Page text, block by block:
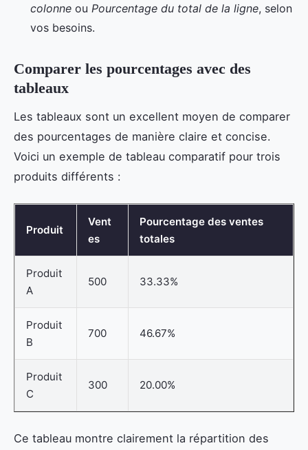
colonne ou Pourcentage du total de la ligne, selon
vos besoins.
Comparer les pourcentages avec des
tableaux
Les tableaux sont un excellent moyen de comparer
des pourcentages de manière claire et concise.
Voici un exemple de tableau comparatif pour trois
produits différents :
Produit
Vent
es
Pourcentage des ventes
totales
Produit
A
500 33.33%
Produit
B
700 46.67%
Produit
C
300 20.00%
Ce tableau montre clairement la répartition des